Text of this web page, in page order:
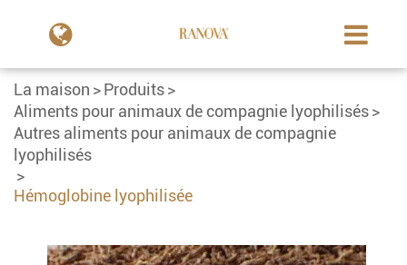
La maison
Produits
Aliments pour animaux de compagnie lyophilisés
Autres aliments pour animaux de compagnie
lyophilisés
Hémoglobine lyophilisée